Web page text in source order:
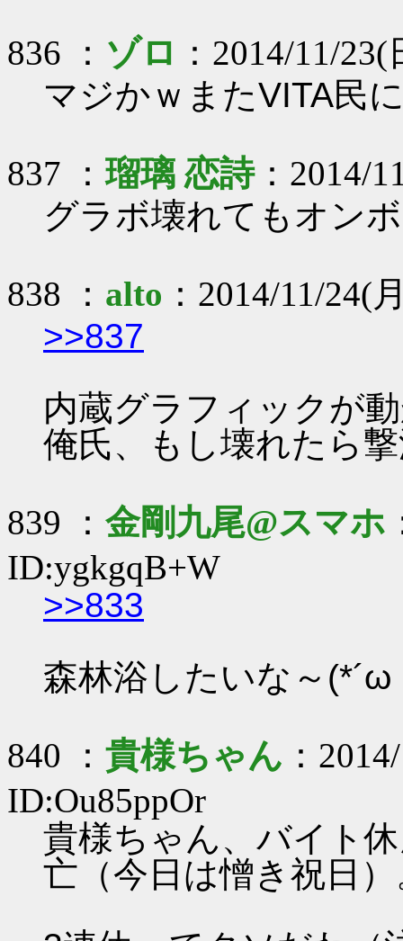
836 ： ゾロ ：2014/11/
マジかｗまたVITA民
837 ：瑠璃 恋詩：2014/
グラボ壊れてもオン
838 ： alto ：2014/11/24(
>>837
内蔵グラフィックが
俺氏、もし壊れたら
839 ： 金剛九尾@スマホ
ID:ygkgqB+W
>>833
森林浴したいな～(*´ω
840 ： 貴様ちゃん ：
ID:Ou85ppOr
貴様ちゃん、バイト
亡（今日は憎き祝日